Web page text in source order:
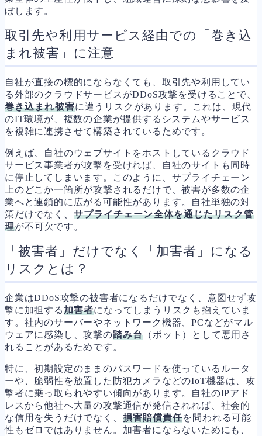
ぼします。
取引先や利用サービス経由での「巻き込
まれ被害」に注意
自社が直接の標的にならなくても、取引先や利用してい
る外部のクラウドサービスがDDoS攻撃を受けることで、
巻き込まれ被害に遭うリスクがあります。これは、現代
のIT環境が、複数の企業が提供するシステムやサービス
を複雑に連携させて構築されているためです。
例えば、自社のウェブサイトをホストしているクラウド
サービス事業者が攻撃を受ければ、自社のサイトも同時
に停止してしまいます。このように、サプライチェーン
上のどこか一箇所が攻撃されるだけで、被害が多数の企
業へと連鎖的に広がる可能性があります。自社単独の対
策だけでなく、 サプライチェーン全体を通じたリスク管
理が不可欠です。
「被害者」だけでなく「加害者」になる
リスクとは？
企業はDDoS攻撃の被害者になるだけでなく、意図せず攻
撃に加担する加害者になってしまうリスクも抱えていま
す。社内のサーバーやネットワーク機器、PCなどがマル
ウェアに感染し、攻撃の踏み台 （ボット）として悪用さ
れることがあるためです。
特に、初期設定のままのパスワードを使っているルータ
ーや、脆弱性を放置した防犯カメラなどのIoT機器は、攻
撃者に乗っ取られやすい傾向があります。自社のIPアド
レスから他社へ大量の攻撃通信が発信されれば、社会的
な信用を失うだけでなく、 損害賠償責任を問われる可能
性もゼロではありません。加害者にならないためにも、